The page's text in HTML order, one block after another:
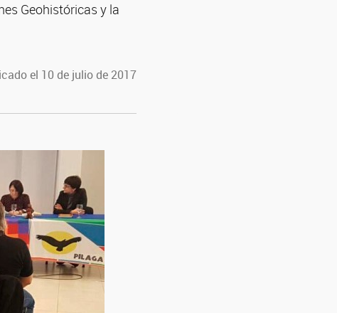
Geohistóricas y la
el 10 de julio de 2017